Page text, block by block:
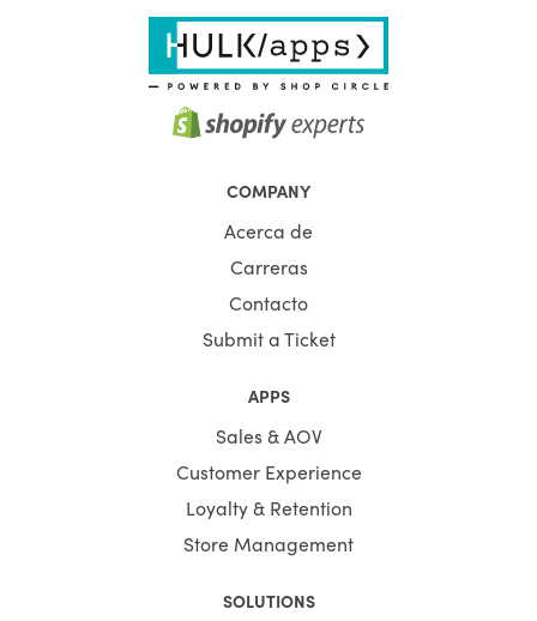
COMPANY
Acerca de
Carreras
Contacto
Submit a Ticket
APPS
Sales & AOV
Customer Experience
Loyalty & Retention
Store Management
SOLUTIONS